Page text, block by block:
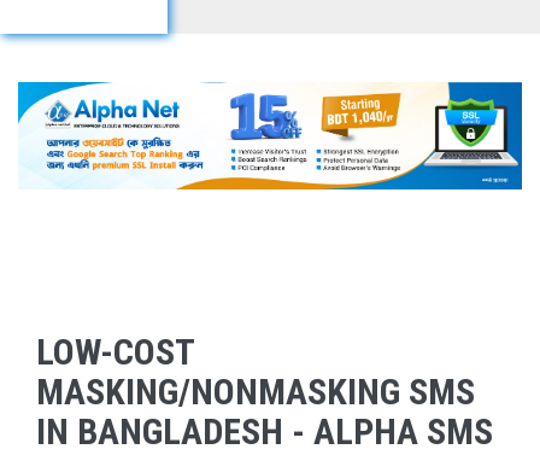
LOW-COST
MASKING/NONMASKING SMS
IN BANGLADESH - ALPHA SMS